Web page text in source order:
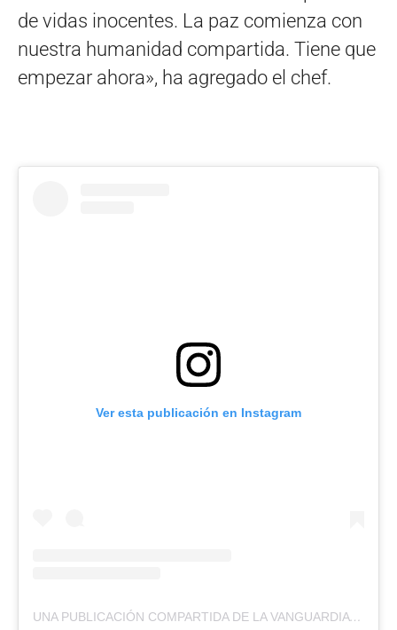
de vidas inocentes. La paz comienza con
nuestra humanidad compartida. Tiene que
empezar ahora», ha agregado el chef.
Ver esta publicación en Instagram
UNA PUBLICACIÓN COMPARTIDA DE LA VANGUARDIA (@LAVANGUARDIA)